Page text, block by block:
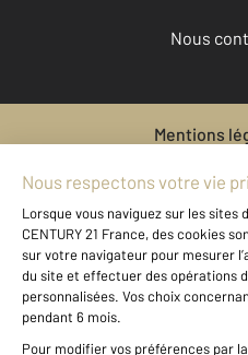
Nous
Mentions
Location bien
Location